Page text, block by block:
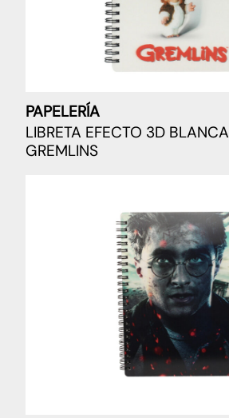
PAPELERÍA
LIBRETA EFECTO 3D BLANCA
GREMLINS